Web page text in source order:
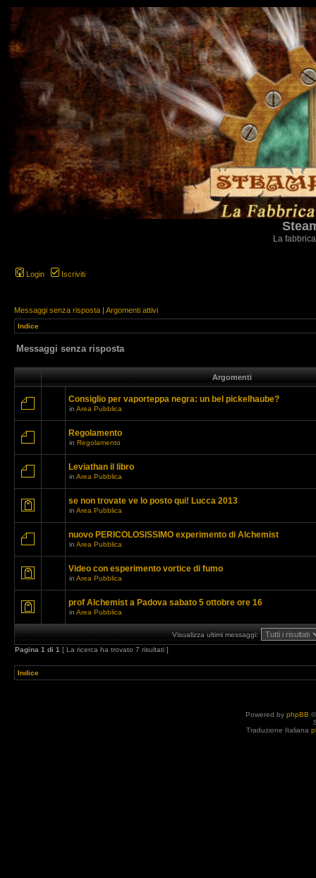
La
Login Iscriviti
Messaggi senza risposta | Argomenti attivi
Indice
Messaggi senza risposta
Argomenti
Consiglio per vaporteppa negra: un bel pickelhaube?
in Area Pubblica
Regolamento
in Regolamento
Leviathan il libro
in Area Pubblica
se non trovate ve lo posto qui! Lucca 2013
in Area Pubblica
nuovo PERICOLOSISSIMO experimento di Alchemist
in Area Pubblica
Video con esperimento vortice di fumo
in Area Pubblica
prof Alchemist a Padova sabato 5 ottobre ore 16
in Area Pubblica
Visualizza ultimi messaggi:
Pagina 1 di 1 [ La ricerca ha trovato 7 risultati ]
Indice
Powered by phpBB
Traduzione Italiana